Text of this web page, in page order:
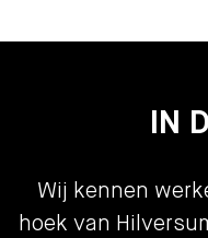
Indeling
IN
Wij kennen
hoek van